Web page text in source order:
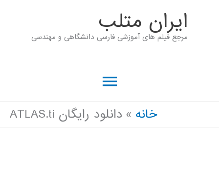
ايران متلب
مرجع فیلم های آموزشی فارسی دانشگاهی و مهندسی
فهرست
اصلی
خانه دانلود رایگان ATLAS.ti